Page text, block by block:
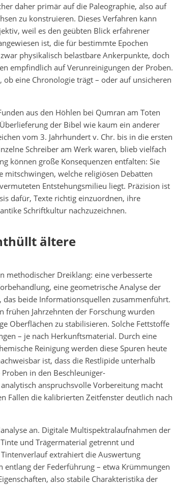
daher primär auf die Paleographie, also auf
zu konstruieren. Dieses Verfahren kann
weil es den geübten Blick erfahrener
ist, die für bestimmte Epochen
physikalisch belastbare Ankerpunkte, doch
empfindlich auf Verunreinigungen der Proben.
eine Chronologie trägt – oder auf unsicheren
aus den Höhlen bei Qumran am Toten
der Bibel wie kaum ein anderer
vom 3. Jahrhundert v. Chr. bis in die ersten
Schreiber am Werk waren, blieb vielfach
können große Konsequenzen entfalten: Sie
mitschwingen, welche religiösen Debatten
Entstehungsmilieu liegt. Präzision ist
dafür, Texte richtig einzuordnen, ihre
Schriftkultur nachzuzeichnen.
ältere
methodischer Dreiklang: eine verbesserte
eine geometrische Analyse der
beide Informationsquellen zusammenführt.
frühen Jahrzehnten der Forschung wurden
Oberflächen zu stabilisieren. Solche Fettstoffe
– je nach Herkunftsmaterial. Durch eine
Reinigung werden diese Spuren heute
ist, dass die Restlipide unterhalb
in den Beschleuniger-
anspruchsvolle Vorbereitung macht
Fällen die kalibrierten Zeitfenster deutlich nach
an. Digitale Multispektralaufnahmen der
und Trägermaterial getrennt und
extrahiert die Auswertung
entlang der Federführung – etwa Krümmungen
also stabile Charakteristika der